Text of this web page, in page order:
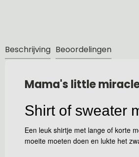
Beschrijving Beoordelingen
Mama's little
Shirt of sweater
Een leuk shirtje met lange of korte
moeite moeten doen en lukte het